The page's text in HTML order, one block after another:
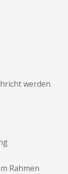
werden
Rahmen